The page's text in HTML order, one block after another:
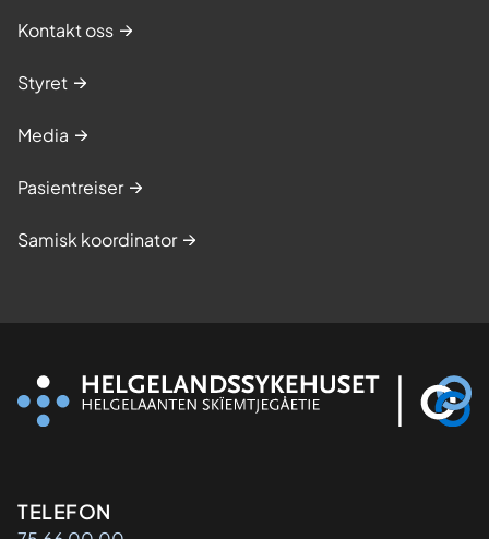
Kontakt oss
Styret
Media
Pasientreiser
Samisk koordinator
Kontaktinformasjon
TELEFON